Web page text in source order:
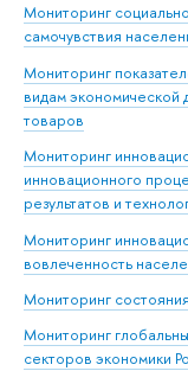
Мониторинг
самочувствия
Мониторинг
видам экономической
товаров
Мониторинг
инновационного
результатов и
Мониторинг
вовлеченность
Мониторинг
Мониторинг
секторов экономики